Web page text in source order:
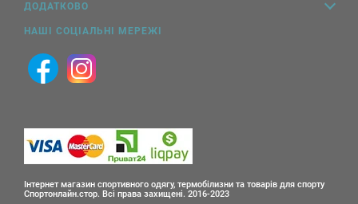
ДОДАТКОВО
НАШІ СОЦІАЛЬНІ МЕРЕЖІ
Інтернет магазин спортивного одягу, термобілизни та товарів для спорту
Спортонлайн.стор. Всі права захищені. 2016-2023